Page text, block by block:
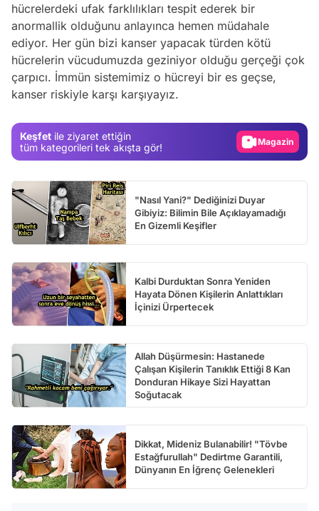
hücrelerdeki ufak farklılıkları tespit ederek bir
anormallik olduğunu anlayınca hemen müdahale
ediyor. Her gün bizi kanser yapacak türden kötü
hücrelerin vücudumuzda geziniyor olduğu gerçeği çok
çarpıcı. İmmün sistemimiz o hücreyi bir es geçse,
kanser riskiyle karşı karşıyayız.
Keşfet ile ziyaret ettiğin
tüm kategorileri tek akışta gör!
Test
Video
"Nasıl Yani?" Dediğinizi Duyar
Gibiyiz: Bilimin Bile Açıklayamadığı
En Gizemli Keşifler
Kalbi Durduktan Sonra Yeniden
Hayata Dönen Kişilerin Anlattıkları
İçinizi Ürpertecek
Allah Düşürmesin: Hastanede
Çalışan Kişilerin Tanıklık Ettiği 8 Kan
Donduran Hikaye Sizi Hayattan
Soğutacak
Dikkat, Mideniz Bulanabilir! "Tövbe
Estağfurullah" Dedirtme Garantili,
Dünyanın En İğrenç Gelenekleri